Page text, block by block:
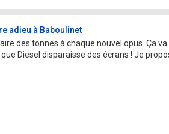
adieu à Baboulinet
des tonnes à chaque nouvel opus. Ça
Diesel disparaisse des écrans ! Je